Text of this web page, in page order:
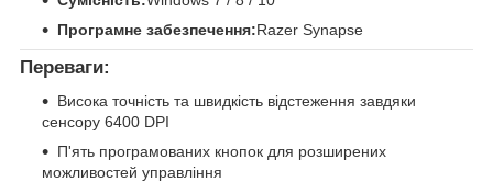
Програмне забезпечення:Razer Synapse
Переваги:
Висока точність та швидкість відстеження завдяки
сенсору 6400 DPI
П'ять програмованих кнопок для розширених
можливостей управління